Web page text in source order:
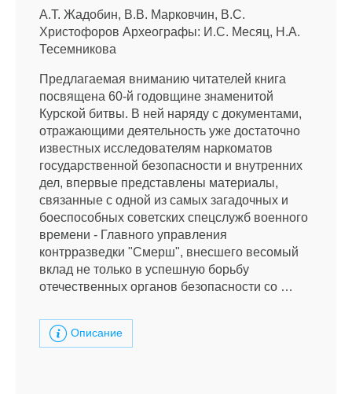
А.Т. Жадобин, В.В. Марковчин, B.C.
Христофоров Археографы: И.С. Месяц, Н.А.
Тесемникова
Предлагаемая вниманию читателей книга
посвящена 60-й годовщине знаменитой
Курской битвы. В ней наряду с документами,
отражающими деятельность уже достаточно
известных исследователям наркоматов
государственной безопасности и внутренних
дел, впервые представлены материалы,
связанные с одной из самых загадочных и
боеспособных советских спецслужб военного
времени - Главного управления
контрразведки "Смерш", внесшего весомый
вклад не только в успешную борьбу
отечественных органов безопасности со …
Описание